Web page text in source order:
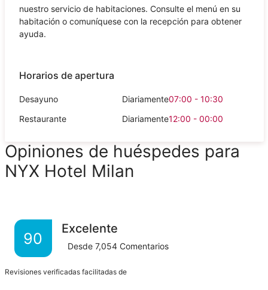
nuestro servicio de habitaciones. Consulte el menú en su
habitación o comuníquese con la recepción para obtener
ayuda.
Horarios de apertura
Desayuno Diariamente07:00 - 10:30
Restaurante
Diariamente12:00 - 00:00
Opiniones de huéspedes para
NYX Hotel Milan
90
Excelente
Desde 7,054 Comentarios
Revisiones verificadas facilitadas de